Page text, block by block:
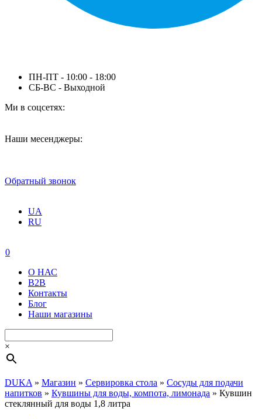
ПН-ПТ - 10:00 - 18:00
СБ-ВС - Выходной
Ми в соцсетях:
Наши месенджеры:
Обратный звонок
UA
RU
0
О НАС
B2B
Контакты
Блог
Наши магазины
×
DUKA » Магазин » Сервировка стола » Сосуды для подачи
напитков » Кувшины для воды, компота, лимонада » Кувшин
стеклянный для воды 1,8 литра